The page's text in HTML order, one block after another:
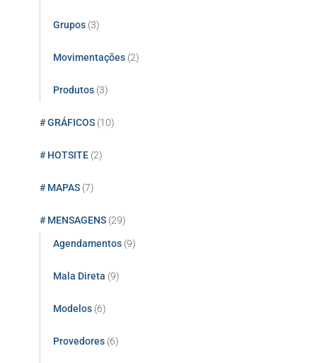
Grupos (3)
Movimentações (2)
Produtos (3)
# GRÁFICOS (10)
# HOTSITE (2)
# MAPAS (7)
# MENSAGENS (29)
Agendamentos (9)
Mala Direta (9)
Modelos (6)
Provedores (6)